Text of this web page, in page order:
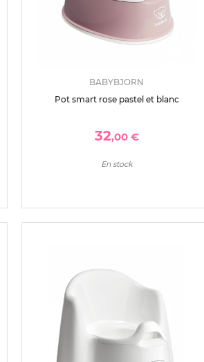
BABYBJORN
Pot smart rose pastel et blanc
32,00 €
En stock